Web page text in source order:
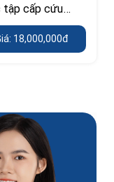
cấp cứu
tuần hoàn
18,000,000đ